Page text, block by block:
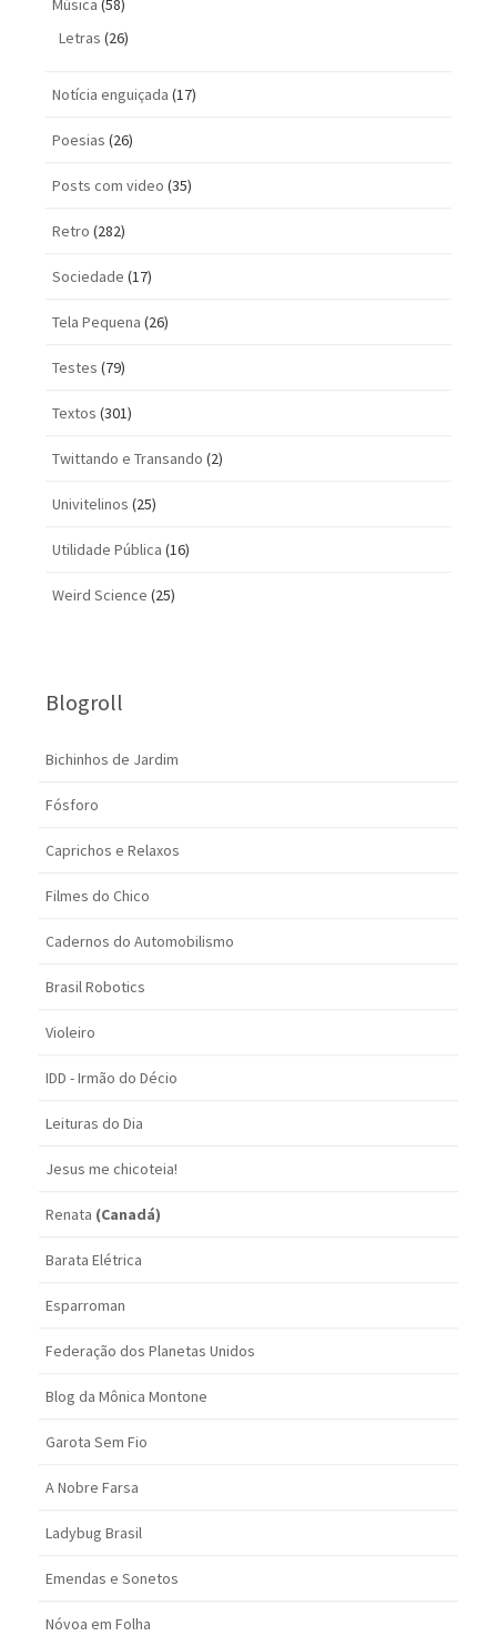
Música (58)
Letras (26)
Notícia enguiçada (17)
Poesias (26)
Posts com vi­deo (35)
Retro (282)
Sociedade (17)
Tela Pequena (26)
Testes (79)
Textos (301)
Twittando e Transando (2)
Univitelinos (25)
Utilidade Pública (16)
Weird Science (25)
Blogroll
Bichinhos de Jardim
Fósforo
Caprichos e Relaxos
Filmes do Chico
Cadernos do Automobilismo
Brasil Robotics
Violeiro
IDD - Irmão do Décio
Leituras do Dia
Jesus me chicoteia!
Renata (Canadá)
Barata Elétrica
Esparroman
Federação dos Planetas Unidos
Blog da Mônica Montone
Garota Sem Fio
A Nobre Farsa
Ladybug Brasil
Emendas e Sonetos
Nóvoa em Folha